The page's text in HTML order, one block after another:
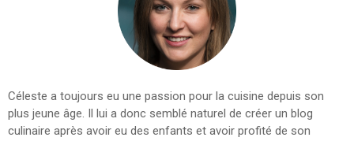
Céleste a toujours eu une passion pour la cuisine depuis son
plus jeune âge. Il lui a donc semblé naturel de créer un blog
culinaire après avoir eu des enfants et avoir profité de son